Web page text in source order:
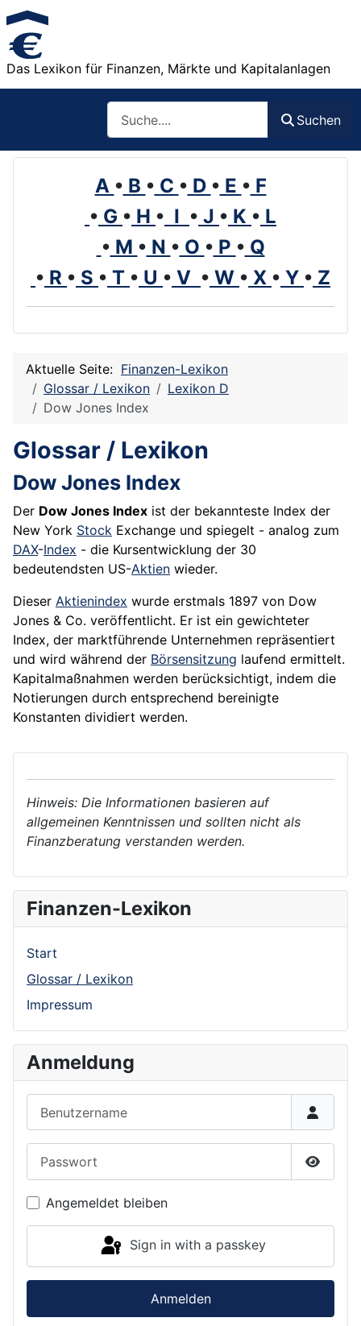
Das Lexikon für Finanzen, Märkte und Kapitalanlagen
Suchen
A • B • C • D • E • F
• G • H • I • J • K • L
• M • N • O • P • Q
• R • S • T • U • V • W • X • Y • Z
Aktuelle Seite: Finanzen-Lexikon
Glossar / Lexikon
Lexikon D
Dow Jones Index
Glossar / Lexikon
Dow Jones Index
Der Dow Jones Index ist der bekannteste Index der
New York Stock Exchange und spiegelt - analog zum
DAX-Index - die Kursentwicklung der 30
bedeutendsten US-Aktien wieder.
Dieser Aktienindex wurde erstmals 1897 von Dow
Jones & Co. veröffentlicht. Er ist ein gewichteter
Index, der marktführende Unternehmen repräsentiert
und wird während der Börsensitzung laufend ermittelt.
Kapitalmaßnahmen werden berücksichtigt, indem die
Notierungen durch entsprechend bereinigte
Konstanten dividiert werden.
Hinweis: Die Informationen basieren auf
allgemeinen Kenntnissen und sollten nicht als
Finanzberatung verstanden werden.
Finanzen-Lexikon
Start
Glossar / Lexikon
Impressum
Anmeldung
Show
Angemeldet bleiben
Sign in with a passkey
Anmelden